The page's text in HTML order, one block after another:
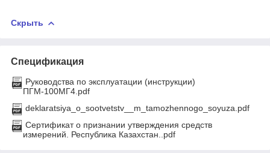
Скрыть
Спецификация
Руководства по эксплуатации (инструкции)
ПГМ-100МГ4.pdf
deklaratsiya_o_sootvetstv__m_tamozhennogo_soyuza.pdf
Сертификат о признании утверждения средств
измерений. Республика Казахстан..pdf